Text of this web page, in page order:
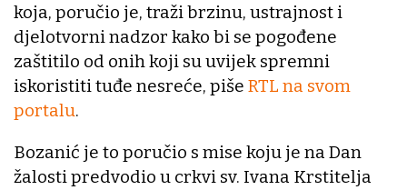
koja, poručio je, traži brzinu, ustrajnost i
djelotvorni nadzor kako bi se pogođene
zaštitilo od onih koji su uvijek spremni
iskoristiti tuđe nesreće, piše RTL na svom
portalu.
Bozanić je to poručio s mise koju je na Dan
žalosti predvodio u crkvi sv. Ivana Krstitelja